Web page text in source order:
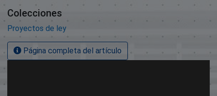
Colecciones
Proyectos de ley
Página completa del artículo